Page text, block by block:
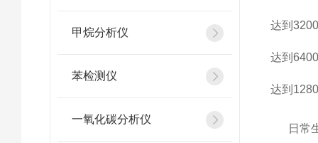
甲烷分析仪
苯检测仪
一氧化碳分析仪
达到
达到
达到
日常生